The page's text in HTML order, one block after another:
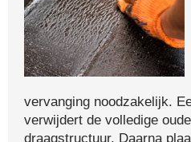
vervanging noodzakelijk.
verwijdert de volledige
draagstructuur. Daarna